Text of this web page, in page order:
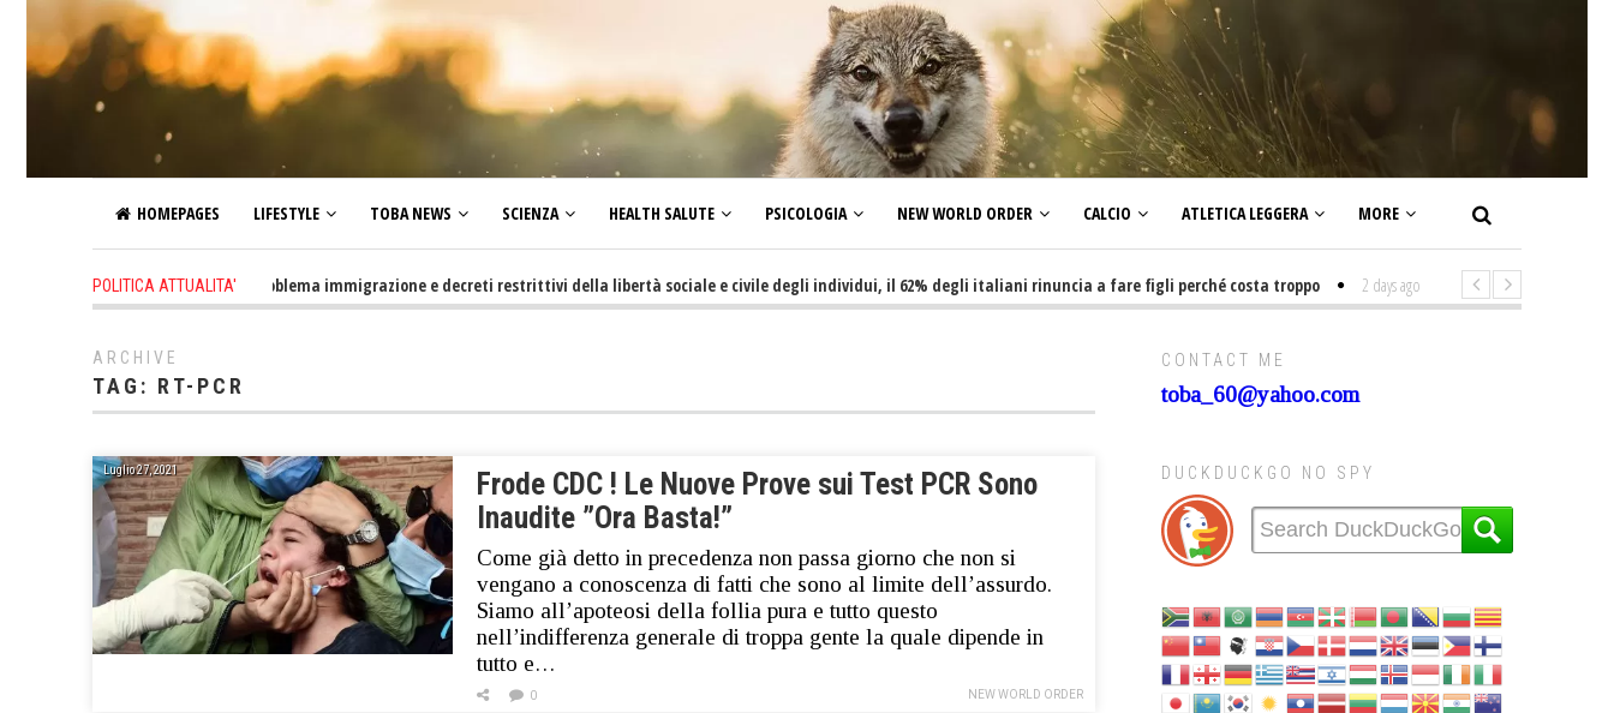
HOMEPAGES LIFESTYLE TOBA NEWS SCIENZA HEALTH SALUTE PSICOLOGIA NEW WORLD ORDER CALCIO ATLETICA LEGGERA MORE
POLITICA ATTUALITA'
1 day ago - Altro che problema immigrazione e decreti restrittivi della libertà sociale e civile degli individui, il 62% degli italiani rinuncia a fare figli perché costa troppo 2 days ago - Non mi interesso di politica
ARCHIVE
TAG: RT-PCR
Luglio 27, 2021
Frode CDC ! Le Nuove Prove sui Test PCR Sono
Inaudite ”Ora Basta!”
Come già detto in precedenza non passa giorno che non si
vengano a conoscenza di fatti che sono al limite dell’assurdo.
Siamo all’apoteosi della follia pura e tutto questo
nell’indifferenza generale di troppa gente la quale dipende in
tutto e…
NEW WORLD ORDER
0
CONTACT ME
toba_60@yahoo.com
DUCKDUCKGO NO SPY